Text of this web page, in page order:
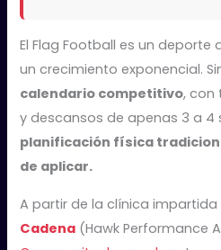
El Flag Football es un
un crecimiento exponencial.
calendario competitivo, con
y descansos de apenas 3 a 4
planificación física
de aplicar.
A partir de la clínica impartida
Cadena (Hawk Performance